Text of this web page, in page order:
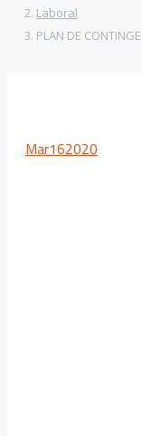
Laboral
PLAN DE
Mar162020